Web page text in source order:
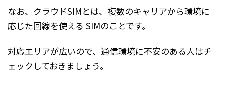
なお、クラウドSIMとは、複数のキャリアから環境に
応じた回線を使える SIMのことです。
対応エリアが広いので、通信環境に不安のある人はチ
ェックしておきましょう。